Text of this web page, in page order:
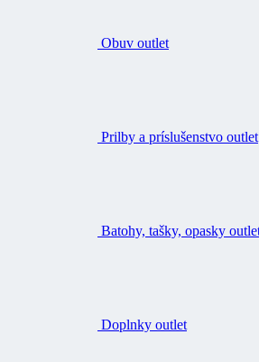
Obuv outlet
Prilby a príslušenstvo outlet
Batohy, tašky, opasky
Doplnky outlet